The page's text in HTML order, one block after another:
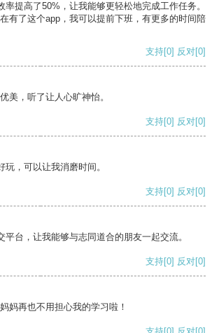
率提高了50%，让我能够更轻松地完成工作任务。
有了这个app，我可以提前下班，有更多的时间陪
支持[0] 反对[0]
美，听了让人心旷神怡。
支持[0] 反对[0]
，可以让我消磨时间。
支持[0] 反对[0]
平台，让我能够与志同道合的朋友一起交流。
支持[0] 反对[0]
妈再也不用担心我的学习啦！